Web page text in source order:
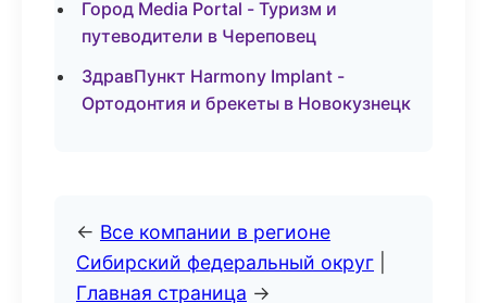
Город Media Portal - Туризм и
путеводители в Череповец
ЗдравПункт Harmony Implant -
Ортодонтия и брекеты в Новокузнецк
← Все компании в регионе
Сибирский федеральный округ
Главная страница →